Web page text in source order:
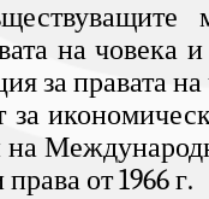
на човека
за правата на
на
от 1966 г.